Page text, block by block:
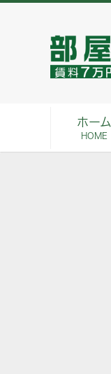
ホーム
HOME